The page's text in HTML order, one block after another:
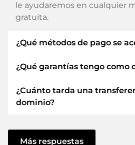
le ayudaremos en cualquier
gratuita.
¿Qué métodos de pago se
Utilizamos SEPA como
para los métodos de pago
Tarjetas de crédito, PayPal,
¿Qué garantías tengo como
Siempre le garantizamos
siguientes seguridades. Esto
¿Cuánto tarda una
dominio?
La transferencia de dominio a
proveedor se realiza
Más respuestas